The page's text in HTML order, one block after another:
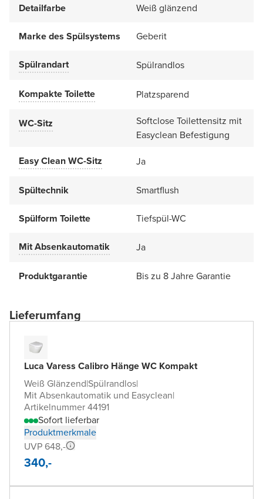
Detailfarbe Weiß glänzend
Marke des Spülsystems Geberit
Spülrandart Spülrandlos
Kompakte Toilette Platzsparend
WC-Sitz
Softclose Toilettensitz mit
Easyclean Befestigung
Easy Clean WC-Sitz
Ja
Spültechnik Smartflush
Spülform Toilette Tiefspül-WC
Mit Absenkautomatik Ja
Produktgarantie Bis zu 8 Jahre Garantie
Lieferumfang
Luca Varess Calibro Hänge WC Kompakt
Weiß Glänzend|Spülrandlos|
Mit Absenkautomatik und Easyclean|
Artikelnummer 44191
Sofort lieferbar
Produktmerkmale
UVP 648,-
340,-